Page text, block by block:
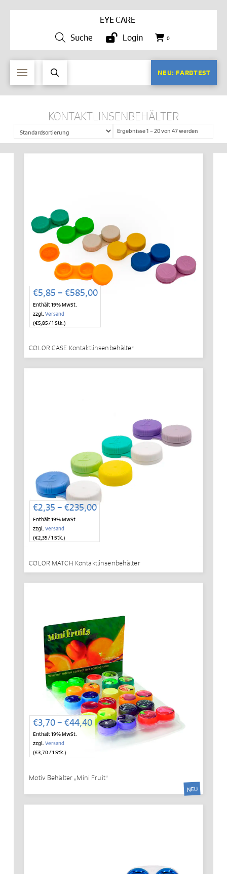
EYE CARE
Suche
Login 0
NEU: FARBTEST
KONTAKTLINSENBEHÄLTER
Ergebnisse 1 – 20 von 47 werden
angezeigt
€5,85 – €585,00Preisspanne:
Enthält 19% MwSt.
zzgl. Versand
(€5,85/ 1 Stk.)
COLOR CASE Kontaktlinsenbehälter
€2,35 – €235,00Preisspanne:
Enthält 19% MwSt.
zzgl. Versand
(€2,35/ 1 Stk.)
COLOR MATCH Kontaktlinsenbehälter
€3,70– €44,40Preisspanne:
€3,70
bis
€44,40
Enthält 19% MwSt.
zzgl. Versand
(€3,70/ 1 Stk.)
Motiv Behälter „Mini Fruit“
NEU